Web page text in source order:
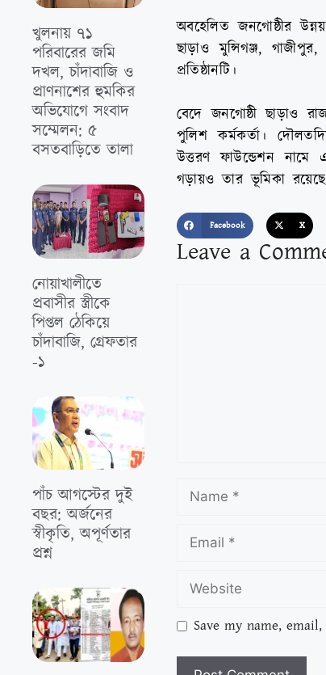
খুলনায় ৭১
পরিবারের জমি
দখল, চাঁদাবাজি ও
প্রাণনাশের হুমকির
অভিযোগে সংবাদ
সম্মেলন: ৫
বসতবাড়িতে তালা
নোয়াখালীতে
প্রবাসীর স্ত্রীকে
পিপ্তল ঠেকিয়ে
চাঁদাবাজি, গ্রেফতার
-১
পাঁচ আগস্টের দুই
বছর: অর্জনের
স্বীকৃতি, অপূর্ণতার
প্রশ্ন
অবহেলিত জনগোষ্ঠীর
ছাড়াও মুন্সিগঞ্জ,
প্রতিষ্ঠানটি।
বেদে জনগোষ্ঠী ছাড়াও
পুলিশ কর্মকর্তা।
উত্তরণ ফাউন্ডেশন নামে
গড়ায়ও তার ভূমিকা
Facebook X
Leave a
Save my name,